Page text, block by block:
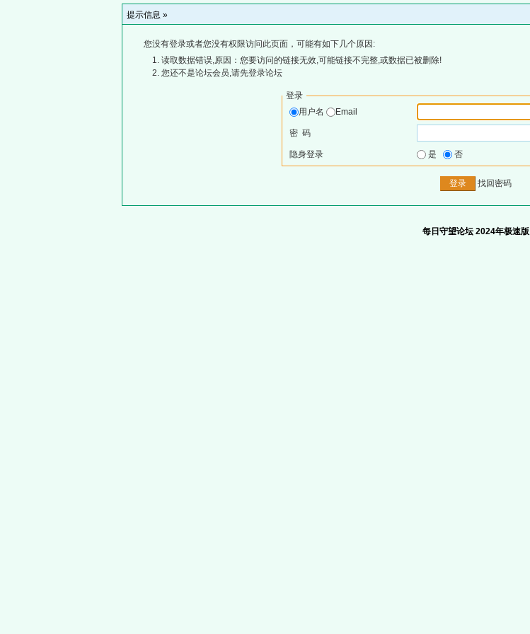
提示信息 »
您没有登录或者您没有权限访问此页面，可能有如下几个原因:
读取数据错误,原因：您要访问的链接无效,可能链接不完整,或数据已被删除!
您还不是论坛会员,请先登录论坛
登录
用户名
Email
密 码
隐身登录 是 否
找回密码
每日守望论坛 2024年极速版